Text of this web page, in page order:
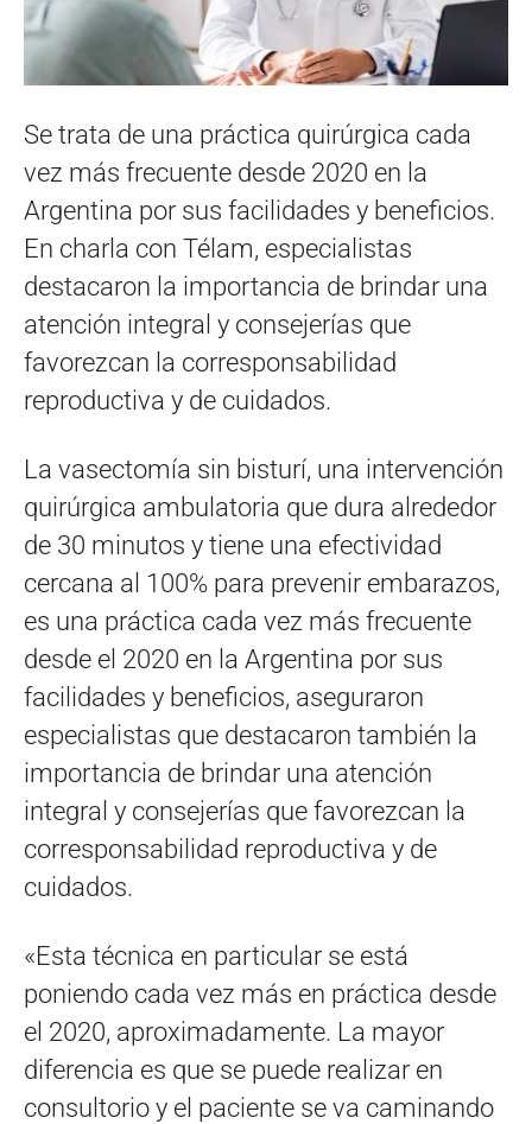
Se trata de una práctica quirúrgica cada
vez más frecuente desde 2020 en la
Argentina por sus facilidades y beneficios.
En charla con Télam, especialistas
destacaron la importancia de brindar una
atención integral y consejerías que
favorezcan la corresponsabilidad
reproductiva y de cuidados.
La vasectomía sin bisturí, una intervención
quirúrgica ambulatoria que dura alrededor
de 30 minutos y tiene una efectividad
cercana al 100% para prevenir embarazos,
es una práctica cada vez más frecuente
desde el 2020 en la Argentina por sus
facilidades y beneficios, aseguraron
especialistas que destacaron también la
importancia de brindar una atención
integral y consejerías que favorezcan la
corresponsabilidad reproductiva y de
cuidados.
«Esta técnica en particular se está
poniendo cada vez más en práctica desde
el 2020, aproximadamente. La mayor
diferencia es que se puede realizar en
consultorio y el paciente se va caminando